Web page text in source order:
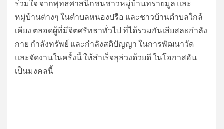
ร่วมใจ จากพุทธศาสนิกชนชาวหมู่บ้านทรายมูล และ
หมู่บ้านต่างๆ ในตำบลหนองปรือ และชาวบ้านตำบลใกล้
เคียง ตลอดผู้ที่มีจิตศรัทธาทั่วไป ที่ได้รวมกันเสียสละกำลัง
กาย กำลังทรัพย์ และกำลังสติปัญญา ในการพัฒนาวัด
และจัดงานในครั้งนี้ ให้สำเร็จลุล่วงด้วยดี ในโอกาสอัน
เป็นมงคลนี้